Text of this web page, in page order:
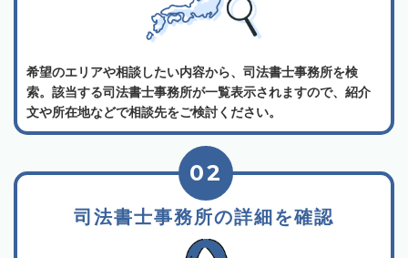
希望のエリアや相談したい内容から、司法書士事務所を検
索。該当する司法書士事務所が一覧表示されますので、紹介
文や所在地などで相談先をご検討ください。
司法書士事務所の詳細を確認
02